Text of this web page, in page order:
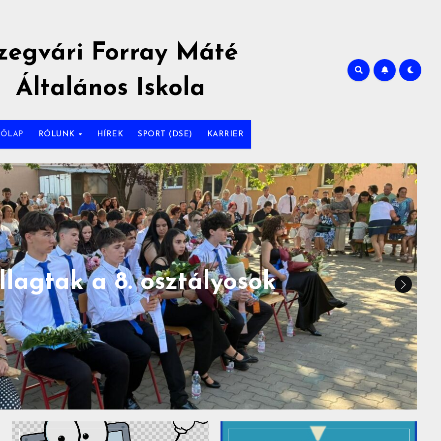
Forray Máté
Általános Iskola
RÓLUNK HÍREK SPORT (DSE) KARRIER
a 8. osztályosok